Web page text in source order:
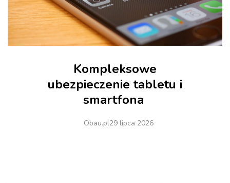
Kompleksowe
ubezpieczenie tabletu i
smartfona
Obau.pl29 lipca 2026